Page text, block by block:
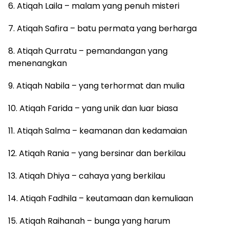
6. Atiqah Laila – malam yang penuh misteri
7. Atiqah Safira – batu permata yang berharga
8. Atiqah Qurratu – pemandangan yang
menenangkan
9. Atiqah Nabila – yang terhormat dan mulia
10. Atiqah Farida – yang unik dan luar biasa
11. Atiqah Salma – keamanan dan kedamaian
12. Atiqah Rania – yang bersinar dan berkilau
13. Atiqah Dhiya – cahaya yang berkilau
14. Atiqah Fadhila – keutamaan dan kemuliaan
15. Atiqah Raihanah – bunga yang harum